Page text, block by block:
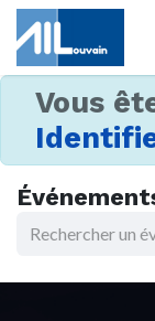
Vous